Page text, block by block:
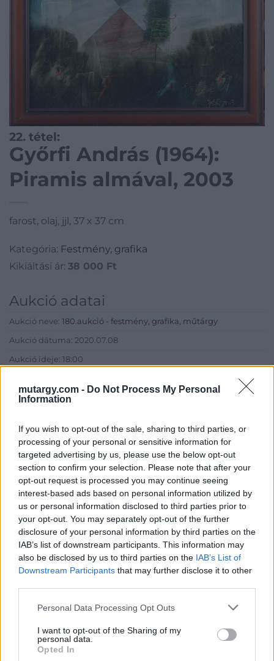
mutargy.com - Do Not Process My Personal
Information
If you wish to opt-out of the sale, sharing to third parties, or
processing of your personal or sensitive information for
targeted advertising by us, please use the below opt-out
section to confirm your selection. Please note that after your
opt-out request is processed you may continue seeing
interest-based ads based on personal information utilized by
us or personal information disclosed to third parties prior to
your opt-out. You may separately opt-out of the further
disclosure of your personal information by third parties on the
IAB’s list of downstream participants. This information may
also be disclosed by us to third parties on the IAB’s List of
Downstream Participants that may further disclose it to other
Personal Data Processing Opt Outs
I want to opt-out of the Sharing of my
personal data.
Opted In
22. tétel:
Győrfi András (1964):
Piramis almával, 2003
farost, olaj, jjl, 37 x 37 cm
Kategória: Festmény, grafika
Kikiáltási ár: 38 000 Ft
Aukció adatai
Aukció neve: 180.aukció - festmény, grafika, műtárgy
Aukció dátuma: 2020.07.08
Aukció ideje: 18:00
Tételszám: 22
Eladó adatai
Eladó:Műgyűjtők Háza Kft.
Cím: Dudás Attila
Műgyűjtők Háza kft.
Budapest
1023.Bp. Zsigmond tér 11.
1023
Telefon: 18008123
Weboldal:
http://www.mugyujtokhaza.hu
Budapesten, a II. kerületben. Célunk, hogy az eladók optimális
rendszeresen tudják gazdagítani gyűjteményüket változatos
kínálatunkból. Ezért is rendezünk minden második héten,
szerda esténként online árverést! Kedd-től péntek-ig 11.00-este